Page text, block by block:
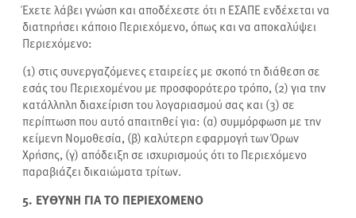
Έχετε λάβει γνώση και αποδέχεστε ότι η ΕΣΑΠΕ ενδέχεται να
διατηρήσει κάποιο Περιεχόμενο, όπως και να αποκαλύψει
Περιεχόμενο:
(1) στις συνεργαζόμενες εταιρείες με σκοπό τη διάθεση σε
εσάς του Περιεχομένου με προσφορότερο τρόπο, (2) για την
κατάλληλη διαχείριση του λογαριασμού σας και (3) σε
περίπτωση που αυτό απαιτηθεί για: (α) συμμόρφωση με την
κείμενη Νομοθεσία, (β) καλύτερη εφαρμογή των Όρων
Χρήσης, (γ) απόδειξη σε ισχυρισμούς ότι το Περιεχόμενο
παραβιάζει δικαιώματα τρίτων.
5. ΕΥΘΥΝΗ ΓΙΑ ΤΟ ΠΕΡΙΕΧΟΜΕΝΟ